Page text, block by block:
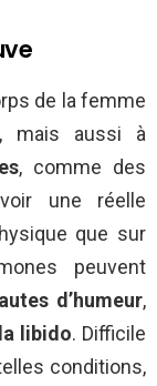
de la femme
mais aussi à
, comme des
une réelle
que sur
peuvent
d’humeur,
libido. Difficile
conditions,